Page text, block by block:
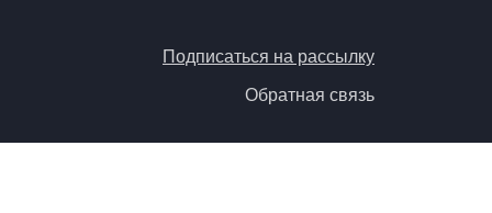
Подписаться на рассылку
Обратная связь